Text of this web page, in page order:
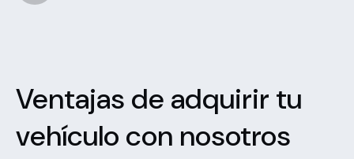
Ventajas de adquirir tu
vehículo con nosotros